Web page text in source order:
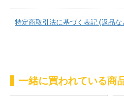
特定商取引法に基づく表記 (返品な
一緒に買われている商